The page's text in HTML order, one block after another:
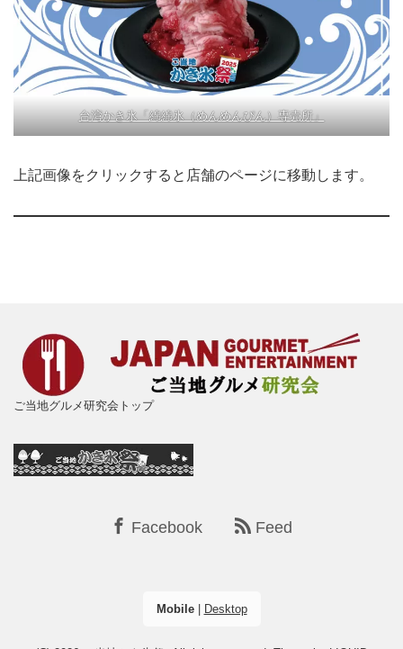
台湾かき氷「綿綿氷（めんめんぴん）専売所」
上記画像をクリックすると店舗のページに移動します。
ご当地グルメ研究会トップ
Facebook Feed
Mobile| Desktop